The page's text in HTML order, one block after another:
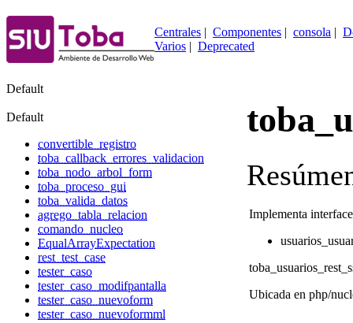
Centrales | Componentes | consola |
Varios | Deprecated
Default
Default
convertible_registro
toba_callback_errores_validacion
toba_nodo_arbol_form
toba_proceso_gui
toba_valida_datos
agrego_tabla_relacion
comando_nucleo
EqualArrayExpectation
rest_test_case
tester_caso
tester_caso_modifpantalla
tester_caso_nuevoform
tester_caso_nuevoformml
Implementa
Ubicada en php/